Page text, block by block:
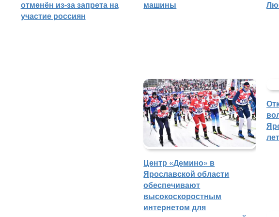
отменён из-за запрета на
участие россиян
машины
Центр «Демино» в
Ярославской области
обеспечивают
высокоскоростным
интернетом для